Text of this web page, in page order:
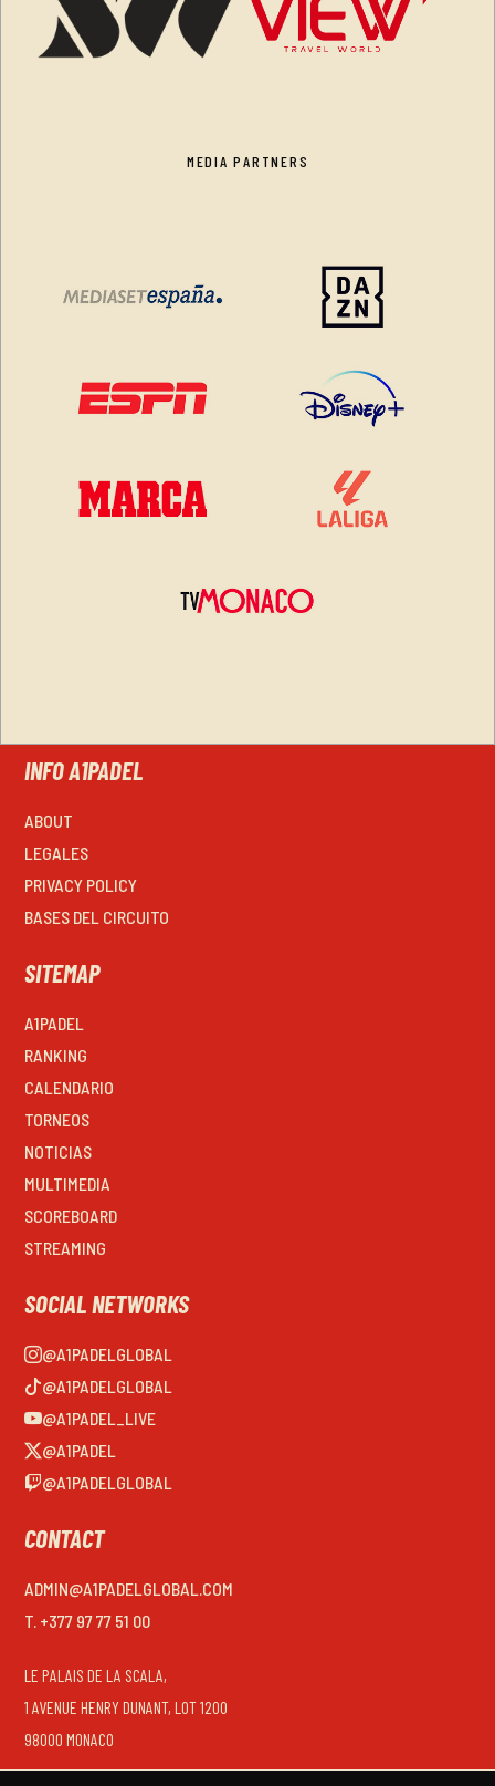
MEDIA PARTNERS
INFO A1PADEL
ABOUT
LEGALES
PRIVACY POLICY
BASES DEL CIRCUITO
SITEMAP
A1PADEL
RANKING
CALENDARIO
TORNEOS
NOTICIAS
MULTIMEDIA
SCOREBOARD
STREAMING
SOCIAL NETWORKS
@A1PADELGLOBAL
@A1PADELGLOBAL
@A1PADEL_LIVE
@A1PADEL
@A1PADELGLOBAL
CONTACT
ADMIN@A1PADELGLOBAL.COM
T. +377 97 77 51 00
LE PALAIS DE LA SCALA,
1 AVENUE HENRY DUNANT, LOT 1200
98000 MONACO